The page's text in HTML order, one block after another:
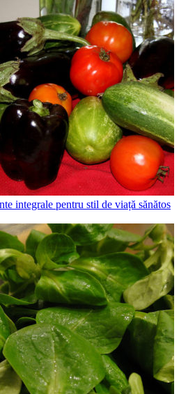
integrale pentru stil de viață sănătos